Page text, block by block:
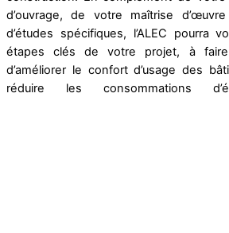
d’ouvrage, de votre maîtrise
d’études spécifiques, l’ALEC pourra
étapes clés de votre projet, à
d’améliorer le confort d’usage des
réduire les consommations